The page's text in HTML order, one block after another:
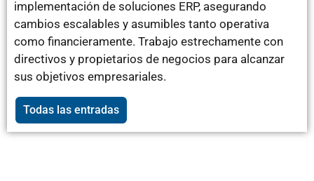
implementación de soluciones ERP, asegurando
cambios escalables y asumibles tanto operativa
como financieramente. Trabajo estrechamente con
directivos y propietarios de negocios para alcanzar
sus objetivos empresariales.
Todas las entradas